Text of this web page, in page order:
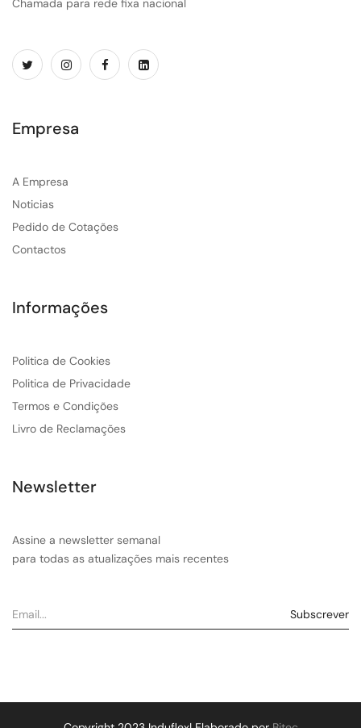
Chamada para rede fixa nacional
Empresa
A Empresa
Noticias
Pedido de Cotações
Contactos
Informações
Politica de Cookies
Politica de Privacidade
Termos e Condições
Livro de Reclamações
Newsletter
Assine a newsletter semanal
para todas as atualizações mais recentes